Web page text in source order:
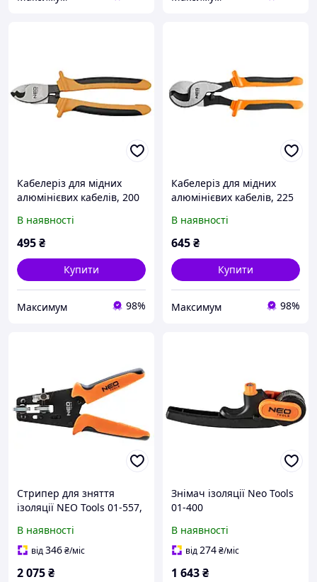
Кабелеріз для мідних
алюмінієвих кабелів, 200
В наявності
495₴
Купити
Максимум 98%
Кабелеріз для мідних
алюмінієвих кабелів, 225
В наявності
645₴
Купити
Максимум 98%
Стрипер для зняття
ізоляції NEO Tools 01-557,
мм²
В наявності
від346₴/міс
2 075₴
Знімач ізоляції Neo Tools
01-400
В наявності
від274₴/міс
1 643₴